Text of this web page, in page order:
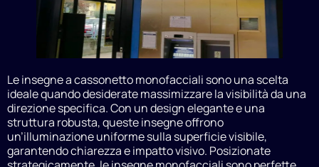
Le insegne a cassonetto monofacciali sono una scelta
ideale quando desiderate massimizzare la visibilità da una
direzione specifica. Con un design elegante e una
struttura robusta, queste insegne offrono
un’illuminazione uniforme sulla superficie visibile,
garantendo chiarezza e impatto visivo. Posizionate